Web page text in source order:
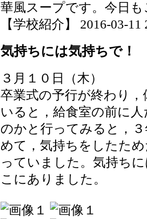
華風スープです。今日
【学校紹介】 2016-03-11
気持ちには気持ちで！
３月１０日（木）
卒業式の予行が終わり
いると，給食室の前に
のかと行ってみると，
めて，気持ちをしたた
っていました。気持ち
こにありました。